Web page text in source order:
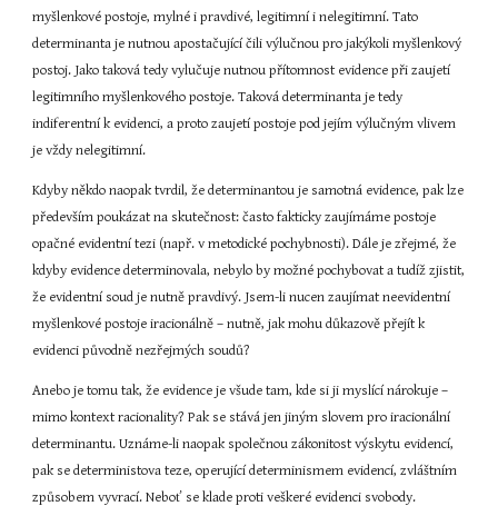
myšlenkové postoje, mylné i pravdivé, legitimní i nelegitimní. Tato
determinanta je nutnou apostačující čili výlučnou pro jakýkoli myšlenkový
postoj. Jako taková tedy vylučuje nutnou přítomnost evidence při zaujetí
legitimního myšlenkového postoje. Taková determinanta je tedy
indiferentní k evidenci, a proto zaujetí postoje pod jejím výlučným vlivem
je vždy nelegitimní.
Kdyby někdo naopak tvrdil, že determinantou je samotná evidence, pak lze
především poukázat na skutečnost: často fakticky zaujímáme postoje
opačné evidentní tezi (např. v metodické pochybnosti). Dále je zřejmé, že
kdyby evidence determinovala, nebylo by možné pochybovat a tudíž zjistit,
že evidentní soud je nutně pravdivý. Jsem-li nucen zaujímat neevidentní
myšlenkové postoje iracionálně – nutně, jak mohu důkazově přejít k
evidenci původně nezřejmých soudů?
Anebo je tomu tak, že evidence je všude tam, kde si ji myslící nárokuje –
mimo kontext racionality? Pak se stává jen jiným slovem pro iracionální
determinantu. Uznáme-li naopak společnou zákonitost výskytu evidencí,
pak se deterministova teze, operující determinismem evidencí, zvláštním
způsobem vyvrací. Neboť se klade proti veškeré evidenci svobody.